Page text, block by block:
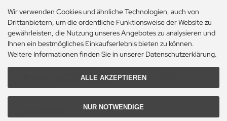
Historie? Fehlanzeige!
Aktionsheft Sommer 2026
Zahlungsmethoden
Wir verwenden Cookies und ähnliche Technologien, auch von
Drittanbietern, um die ordentliche Funktionsweise der Website zu
gewährleisten, die Nutzung unseres Angebotes zu analysieren und
Ihnen ein bestmögliches Einkaufserlebnis bieten zu können.
Weitere Informationen finden Sie in unserer Datenschutzerklärung.
ALLE AKZEPTIEREN
NUR NOTWENDIGE